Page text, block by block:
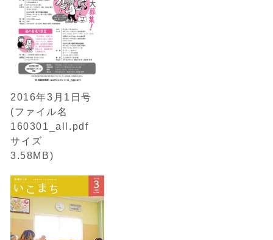
2016年3月1日号
(ファイル名
160301_all.pdf
サイズ
3.58MB)